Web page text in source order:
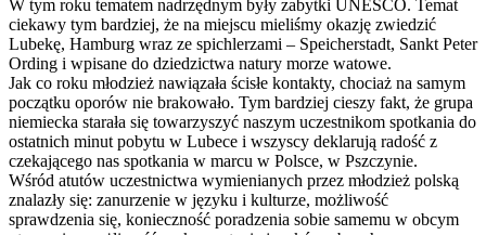
W tym roku tematem nadrzędnym były zabytki UNESCO. Temat
ciekawy tym bardziej, że na miejscu mieliśmy okazję zwiedzić
Lubekę, Hamburg wraz ze spichlerzami – Speicherstadt, Sankt Peter
Ording i wpisane do dziedzictwa natury morze watowe.
Jak co roku młodzież nawiązała ścisłe kontakty, chociaż na samym
początku oporów nie brakowało. Tym bardziej cieszy fakt, że grupa
niemiecka starała się towarzyszyć naszym uczestnikom spotkania do
ostatnich minut pobytu w Lubece i wszyscy deklarują radość z
czekającego nas spotkania w marcu w Polsce, w Pszczynie.
Wśród atutów uczestnictwa wymienianych przez młodzież polską
znalazły się: zanurzenie w języku i kulturze, możliwość
sprawdzenia się, konieczność poradzenia sobie samemu w obcym